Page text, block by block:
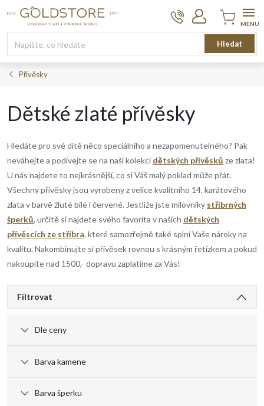
Hledat
Nákupní
košík
Přívěsky
Dětské zlaté přívěsky
Hledáte pro své dítě něco speciálního a nezapomenutelného? Pak
neváhejte a podívejte se na naši kolekci dětských přívěsků ze zlata!
U nás najdete to nejkrásnější, co si Váš malý poklad může přát.
Všechny přívěsky jsou vyrobeny z velice kvalitního 14. karátového
zlata v barvě žluté bílé i červené. Jestliže jste milovníky stříbrných
šperků, určitě si najdete svého favorita v našich dětských
přívěscích ze stříbra, které samozřejmě také splní Vaše nároky na
kvalitu. Nakombinujte si přívěsek rovnou s krásným řetízkem a pokud
nakoupíte nad 1500,- dopravu zaplatíme za Vás!
Filtrovat
Dle ceny
Barva kamene
Barva šperku
V